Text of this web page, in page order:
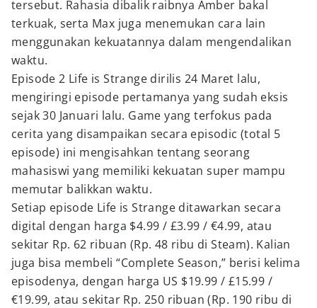
tersebut. Rahasia dibalik raibnya Amber bakal
terkuak, serta Max juga menemukan cara lain
menggunakan kekuatannya dalam mengendalikan
waktu.
Episode 2 Life is Strange dirilis 24 Maret lalu,
mengiringi episode pertamanya yang sudah eksis
sejak 30 Januari lalu. Game yang terfokus pada
cerita yang disampaikan secara episodic (total 5
episode) ini mengisahkan tentang seorang
mahasiswi yang memiliki kekuatan super mampu
memutar balikkan waktu.
Setiap episode Life is Strange ditawarkan secara
digital dengan harga $4.99 / £3.99 / €4.99, atau
sekitar Rp. 62 ribuan (Rp. 48 ribu di Steam). Kalian
juga bisa membeli “Complete Season,” berisi kelima
episodenya, dengan harga US $19.99 / £15.99 /
€19.99, atau sekitar Rp. 250 ribuan (Rp. 190 ribu di